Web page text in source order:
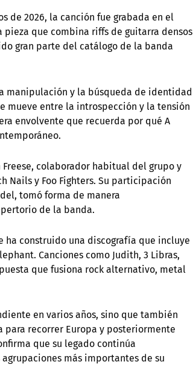
de 2026, la canción fue grabada en el
pieza que combina riffs de guitarra densos
gran parte del catálogo de la banda
manipulación y la búsqueda de identidad
mueve entre la introspección y la tensión
envolvente que recuerda por qué A
colaborador habitual del grupo y
Nails y Foo Fighters. Su participación
tomó forma de manera
de la banda.
ha construido una discografía que incluye
Canciones como Judith, 3 Libras,
que fusiona rock alternativo, metal
en varios años, sino que también
para recorrer Europa y posteriormente
que su legado continúa
más importantes de su